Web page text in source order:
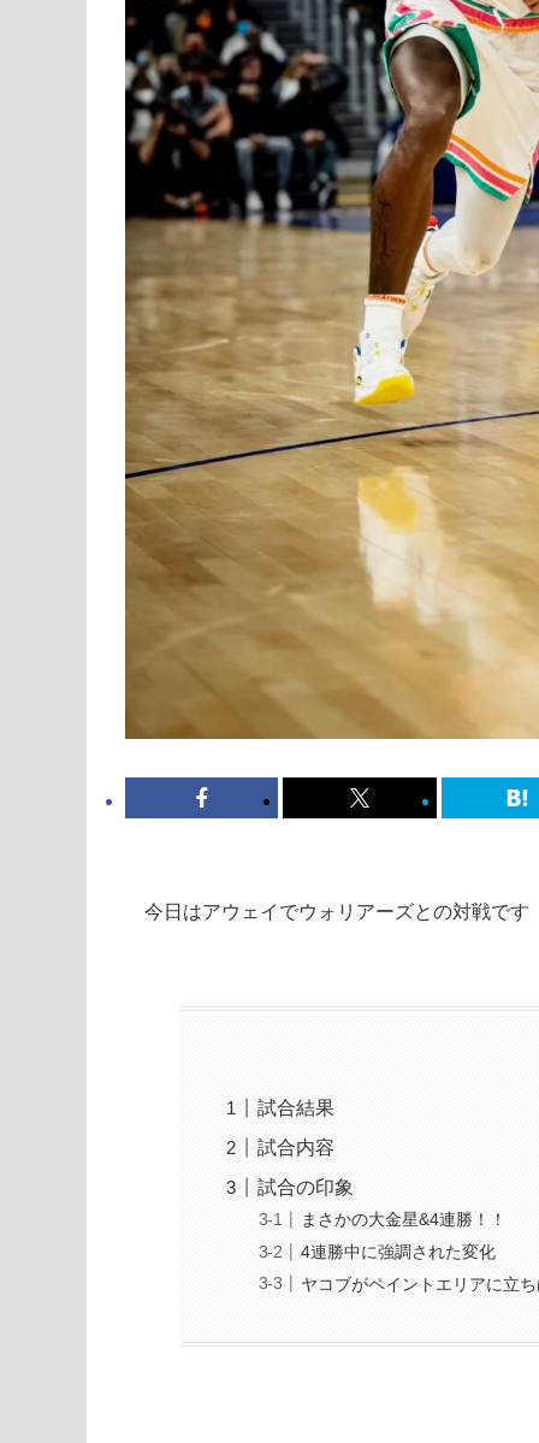
今日はアウェイでウォリアーズとの対戦です
試合結果
試合内容
試合の印象
まさかの大金星&4連勝！！
4連勝中に強調された変化
ヤコブがペイントエリアに立